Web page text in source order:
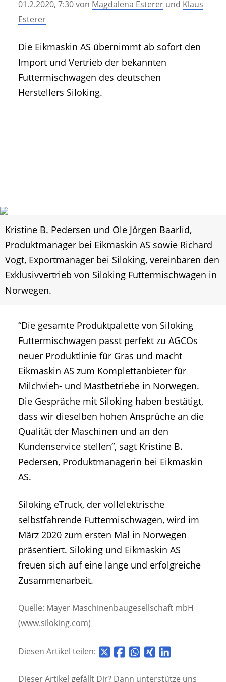
• Geschichte und Geschichten
• Messen und Veranstaltungen
• Agritechnica Neuheiten Archiv
• Artikel nach Hersteller/Marke
01.2.2020, 7:30von Magdalena Esterer und Klaus
Esterer
Die Eikmaskin AS übernimmt ab sofort den
Import und Vertrieb der bekannten
Futtermischwagen des deutschen
Herstellers Siloking.
Kristine B. Pedersen und Ole Jörgen Baarlid,
Produktmanager bei Eikmaskin AS sowie Richard
Vogt, Exportmanager bei Siloking, vereinbaren den
Exklusivvertrieb von Siloking Futtermischwagen in
Norwegen.
“Die gesamte Produktpalette von Siloking
Futtermischwagen passt perfekt zu AGCOs
neuer Produktlinie für Gras und macht
Eikmaskin AS zum Komplettanbieter für
Milchvieh- und Mastbetriebe in Norwegen.
Die Gespräche mit Siloking haben bestätigt,
dass wir dieselben hohen Ansprüche an die
Qualität der Maschinen und an den
Kundenservice stellen”, sagt Kristine B.
Pedersen, Produktmanagerin bei Eikmaskin
AS.
Siloking eTruck, der vollelektrische
selbstfahrende Futtermischwagen, wird im
März 2020 zum ersten Mal in Norwegen
präsentiert. Siloking und Eikmaskin AS
freuen sich auf eine lange und erfolgreiche
Zusammenarbeit.
Quelle: Mayer Maschinenbaugesellschaft mbH
(www.siloking.com)
Diesen Artikel teilen:
Dieser Artikel gefällt Dir? Dann unterstütze uns